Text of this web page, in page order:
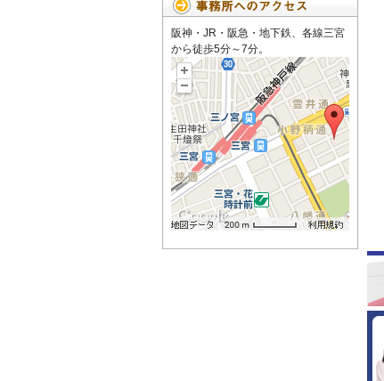
阪神・JR・阪急・地下鉄、各線三宮
から徒歩5分～7分。